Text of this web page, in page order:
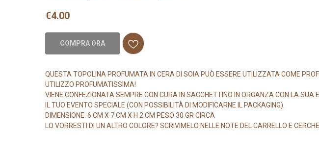
€4.00
COMPRA ORA
QUESTA TOPOLINA PROFUMATA IN CERA DI SOIA PUÒ ESSERE UTILIZZATA COME
UTILIZZO PROFUMATISSIMA!
VIENE CONFEZIONATA SEMPRE CON CURA IN SACCHETTINO IN ORGANZA CON LA
IL TUO EVENTO SPECIALE (CON POSSIBILITÀ DI MODIFICARNE IL PACKAGING).
DIMENSIONE: 6 CM X 7 CM X H 2 CM PESO 30 GR CIRCA
LO VORRESTI DI UN ALTRO COLORE? SCRIVIMELO NELLE NOTE DEL CARRELLO E